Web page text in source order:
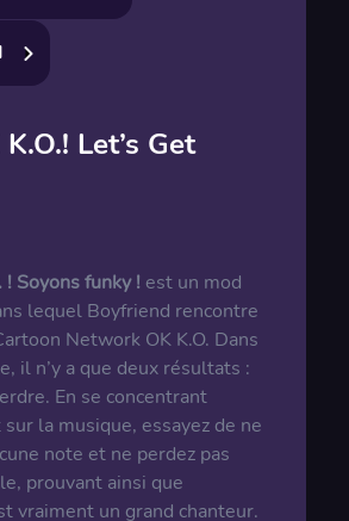
Let’s Get
! Soyons funky !est un mod
lequel Boyfriend rencontre
Network OK K.O. Dans
il n’y a que deux résultats :
En se concentrant
la musique, essayez de ne
note et ne perdez pas
prouvant ainsi que
vraiment un grand chanteur.